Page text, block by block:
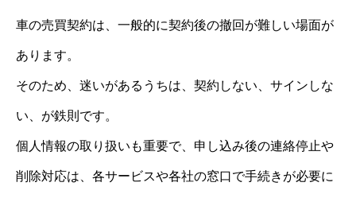
車の売買契約は、一般的に契約後の撤回が難しい場面が
あります。
そのため、迷いがあるうちは、契約しない、サインしな
い、が鉄則です。
個人情報の取り扱いも重要で、申し込み後の連絡停止や
削除対応は、各サービスや各社の窓口で手続きが必要に